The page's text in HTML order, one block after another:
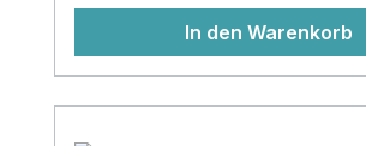
In den Warenkorb